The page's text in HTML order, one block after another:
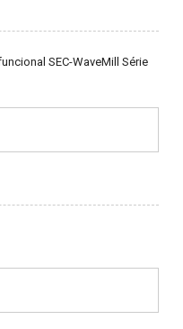
SEC-WaveMill Série